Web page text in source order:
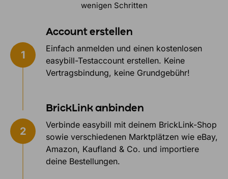
wenigen Schritten
Account erstellen
Einfach anmelden und einen kostenlosen
easybill-Testaccount erstellen. Keine
Vertragsbindung, keine Grundgebühr!
BrickLink anbinden
Verbinde easybill mit deinem BrickLink-Shop
sowie verschiedenen Marktplätzen wie eBay,
Amazon, Kaufland & Co. und importiere
deine Bestellungen.